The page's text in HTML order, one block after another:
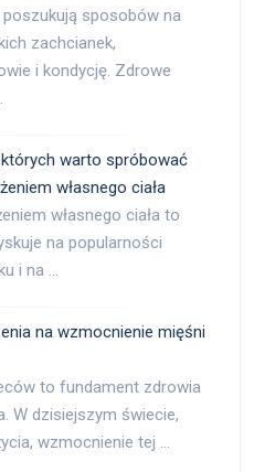
sposobów na
zachcianek,
i kondycję. Zdrowe
warto spróbować
własnego ciała
własnego ciała to
na popularności
i na …
na wzmocnienie mięśni
to fundament zdrowia
W dzisiejszym świecie,
wzmocnienie tej …